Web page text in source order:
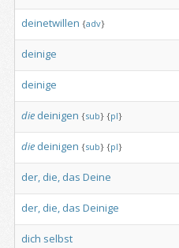
deinetwillen {adv}
deinige
deinige
die deinigen {sub} {pl}
die deinigen {sub} {pl}
der, die, das Deine
der, die, das Deinige
dich selbst